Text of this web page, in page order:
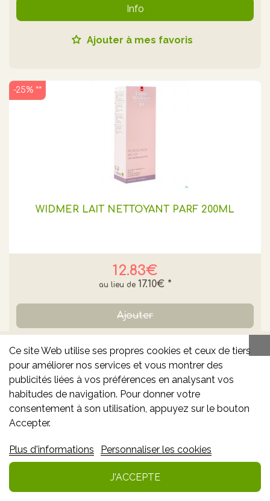
Info
Ajouter à mes favoris
WIDMER LAIT NETTOYANT PARF 200ML
12.83€
17.10€ *
-25% **
Ajouter
Info
Ajouter à mes favoris
-25% **
Ce site Web utilise ses propres cookies et ceux de tiers
pour améliorer nos services et vous montrer des
publicités liées à vos préférences en analysant vos
habitudes de navigation. Pour donner votre
consentement à son utilisation, appuyez sur le bouton
Accepter.
Plus d'informations Personnaliser les cookies
J'ACCEPTE